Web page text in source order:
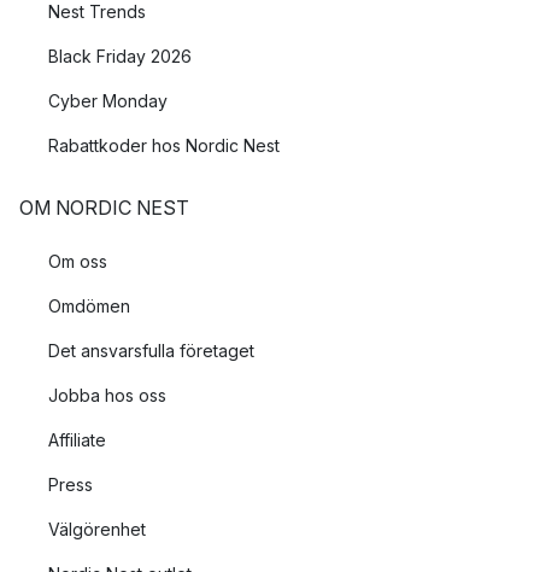
Nest Trends
Black Friday 2026
Cyber Monday
Rabattkoder hos Nordic Nest
OM NORDIC NEST
Om oss
Omdömen
Det ansvarsfulla företaget
Jobba hos oss
Affiliate
Press
Välgörenhet